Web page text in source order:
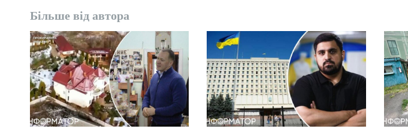
Більше від автора